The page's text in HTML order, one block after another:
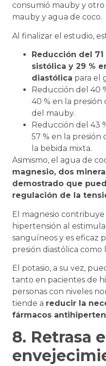
consumió mauby y
mauby y agua de coco.
Al finalizar el estudio,
Reducción del
sistólica y 29 %
diastólica para el
Reducción del 40
40 % en la presión
del mauby.
Reducción del 43
57 % en la presión
la bebida mixta.
Asimismo, el agua de
magnesio, dos
demostrado que
regulación de la
El magnesio
hipertensión al
sanguíneos y es eficaz
presión diastólica como
El potasio, a su vez,
tanto en pacientes de
personas con niveles
tiende a reducir la
fármacos
8. Retrasa